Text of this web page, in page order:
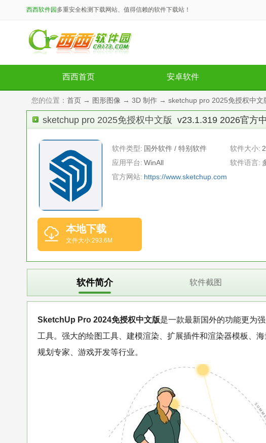
西西软件园 多重安全检测下载网站、值得信赖的软件下载站！
西西首页 安卓软件
您的位置： 首页 → 图形图像 → 3D 制作 → sketchup pro 2025免授权中文
sketchup pro 2025免授权中文版 v23.1.319 2026官方
软件类型: 国外软件 / 特别软件 软件大小:
应用平台: WinAll 软件语言:
官方网站: https://www.sketchup.com
本地下载
文件大小:293.6M
软件简介 软件截图
SketchUp Pro 2024免授权中文版是一款最新国外的功能更为
工具。强大的绘图工具、建模渲染、扩展插件和渲染器模板、
规划专家、游戏开发等行业。